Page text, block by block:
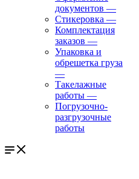
документов —
Стикеровка —
Комплектация
заказов —
Упаковка и
обрешетка груза
—
Такелажные
работы —
Погрузочно-
разгрузочные
работы